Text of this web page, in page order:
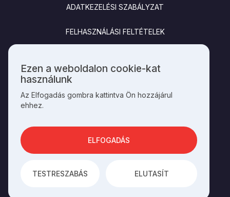
ADATKEZELÉSI SZABÁLYZAT
FELHASZNÁLÁSI FELTÉTELEK
SOCIALS
AZINTEGRAL VISION FEJLESZTETTE
Személyes
adatok
és
cookie-
használata
Ezen a weboldalon cookie-kat
használunk
Az Elfogadás gombra kattintva Ön hozzájárul
ehhez.
TESTRESZABÁS ELUTASÍT
ELFOGADÁS